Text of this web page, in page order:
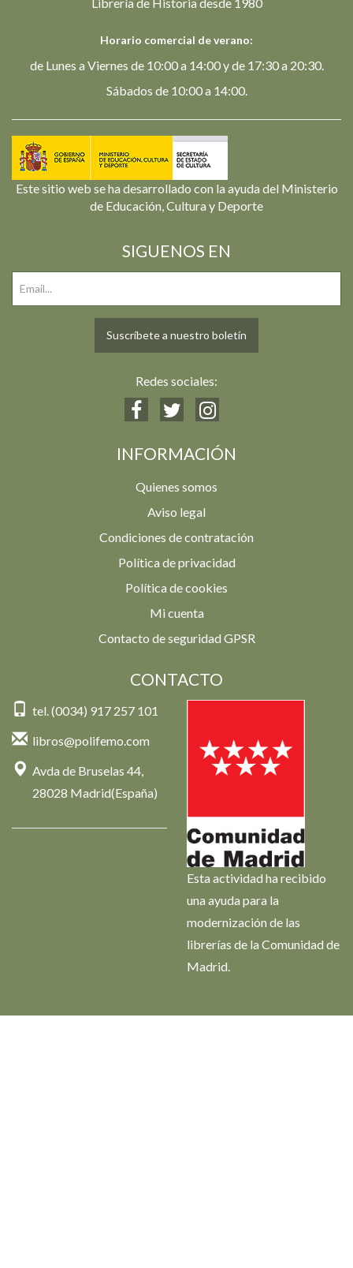
Horario comercial de verano:
de Lunes a Viernes de 10:00 a 14:00 y de 17:30 a 20:30.
Sábados de 10:00 a 14:00.
Este sitio web se ha desarrollado con la ayuda del Ministerio
de Educación, Cultura y Deporte
SIGUENOS EN
Suscríbete a nuestro boletín
Redes sociales:
INFORMACIÓN
Quienes somos
Aviso legal
Condiciones de contratación
Política de privacidad
Política de cookies
Mi cuenta
Contacto de seguridad GPSR
CONTACTO
tel. (0034) 917 257 101
libros@polifemo.com
Avda de Bruselas 44,
28028 Madrid(España)
Esta actividad ha recibido
una ayuda para la
modernización de las
librerías de la Comunidad de
Madrid.